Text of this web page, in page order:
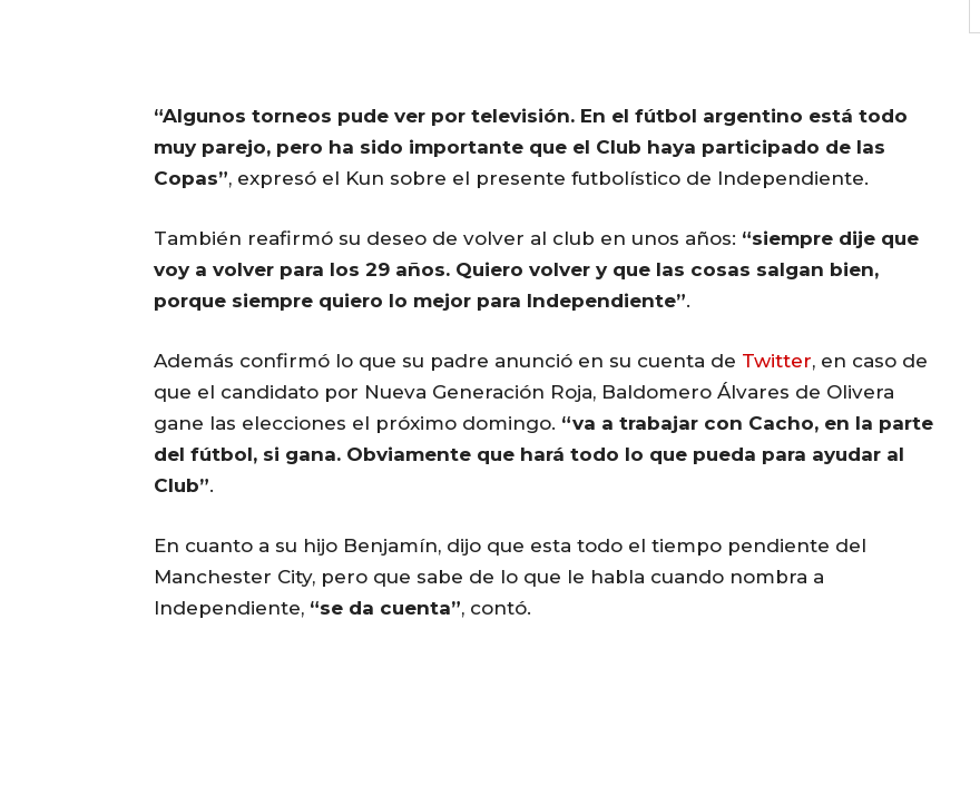
“Algunos torneos pude ver por televisión. En el fútbol argentino está todo
muy parejo, pero ha sido importante que el Club haya participado de las
Copas”, expresó el Kun sobre el presente futbolístico de Independiente.
También reafirmó su deseo de volver al club en unos años: “siempre dije que
voy a volver para los 29 años. Quiero volver y que las cosas salgan bien,
porque siempre quiero lo mejor para Independiente”.
Además confirmó lo que su padre anunció en su cuenta de Twitter, en caso de
que el candidato por Nueva Generación Roja, Baldomero Álvares de Olivera
gane las elecciones el próximo domingo. “va a trabajar con Cacho, en la parte
del fútbol, si gana. Obviamente que hará todo lo que pueda para ayudar al
Club”.
En cuanto a su hijo Benjamín, dijo que esta todo el tiempo pendiente del
Manchester City, pero que sabe de lo que le habla cuando nombra a
Independiente, “se da cuenta”, contó.